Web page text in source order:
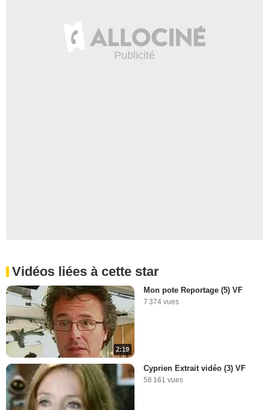
Vidéos liées à cette star
2:19
Mon pote Reportage (5) VF
7 374 vues
Cyprien Extrait vidéo (3) VF
58 161 vues